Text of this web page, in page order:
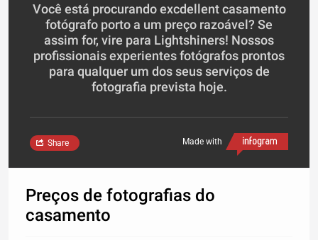
Você está procurando excdellent casamento
fotógrafo porto a um preço razoável? Se
assim for, vire para Lightshiners! Nossos
profissionais experientes fotógrafos prontos
para qualquer um dos seus serviços de
fotografia prevista hoje.
Made with
Share
Preços de fotografias do
casamento